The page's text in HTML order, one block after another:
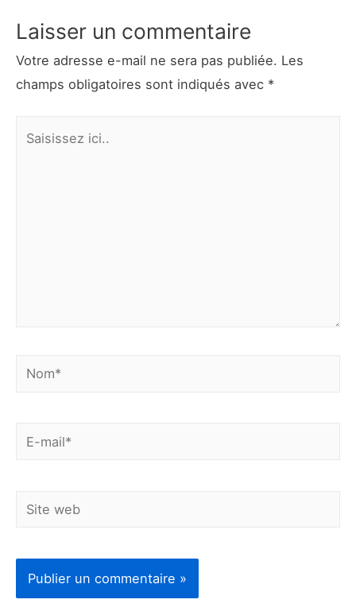
Laisser un commentaire
Votre adresse e-mail ne sera pas publiée. Les
champs obligatoires sont indiqués avec *
Nom*
E-
Site